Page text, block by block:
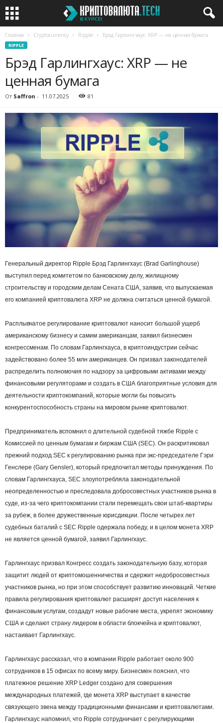
Главная Cryptocurrency Ripple Брэд Гарлингхаус: XRP — не ценная бумага
RIPPLE
Брэд Гарлингхаус: XRP — не
ценная бумага
От Saffron - 11.07.2025 81
Генеральный директор Ripple Брэд Гарлингхаус (Brad Garlinghouse)
выступил перед комитетом по банковскому делу, жилищному
строительству и городским делам Сената США, заявив, что выпускаемая
его компанией криптовалюта XRP не должна считаться ценной бумагой.
Расплывчатое регулирование криптовалют наносит большой ущерб
американскому бизнесу и самим американцам, заявил бизнесмен
конгрессменам. По словам Гарлингхауса, в криптоиндустрии сейчас
задействовано более 55 млн американцев. Он призвал законодателей
распределить полномочия по надзору за цифровыми активами между
финансовыми регуляторами и создать в США благоприятные условия для
деятельности криптокомпаний, которые могли бы повысить
конкурентоспособность страны на мировом рынке криптовалют.
Предприниматель вспомнил о длительной судебной тяжбе Ripple с
Комиссией по ценным бумагам и биржам США (SEC). Он раскритиковал
прежний подход SEC к регулированию рынка при экс-председателе Гэри
Генслере (Gary Gensler), который предпочитал методы принуждения. По
словам Гарлингхауса, SEC злоупотребляла законодательной
неопределенностью и преследовала добросовестных участников рынка в
суде, из-за чего криптокомпании стали перемещать свои штаб-квартиры
за рубеж, в более дружественные юрисдикции. После четырех лет
судебных баталий с SEC Ripple одержала победу, и в целом монета XRP
не является ценной бумагой, заявил Гарлингхаус.
Гарлингхаус призвал Конгресс создать законодательную базу, которая
защитит людей от криптомошенничества и сдержит недобросовестных
участников рынка, но при этом способствует развитию инноваций. Четкие
правила регулирования криптовалют расширят доступ населения к
финансовым услугам, создадут новые рабочие места, укрепят экономику
США и сделают страну лидером в области блокчейна и криптовалют,
настаивает Гарлингхаус.
Гарлингхаус рассказал, что в компании Ripple работает около 900
сотрудников в 15 офисах по всему миру. Бизнесмен пояснил, что
платежное решение XRP Ledger создано для совершения
международных платежей, где монета XRP выступает в качестве
связующего звена между традиционными финансами и криптовалютами.
Гарлингхаус напомнил, что Ripple сотрудничает с регулирующими